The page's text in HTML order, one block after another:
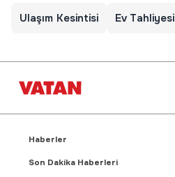
Ulaşım Kesintisi Ev Tahliyesi
Haberler
Son Dakika Haberleri